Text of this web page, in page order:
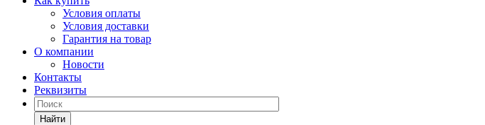
Условия оплаты
Условия доставки
Гарантия на товар
О компании
Новости
Контакты
Реквизиты
Найти